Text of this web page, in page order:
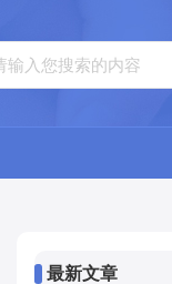
最新文章